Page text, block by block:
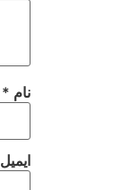
نام *
ایمیل